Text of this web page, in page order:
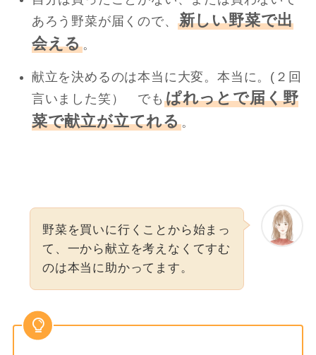
あろう野菜が届くので、 新しい野菜で出
会える。
献立を決めるのは本当に大変。本当に。(２回
言いました笑） でも ぱれっとで届く野
菜で献立が立てれる。
野菜を買いに行くことから始まっ
て、一から献立を考えなくてすむ
のは本当に助かってます。